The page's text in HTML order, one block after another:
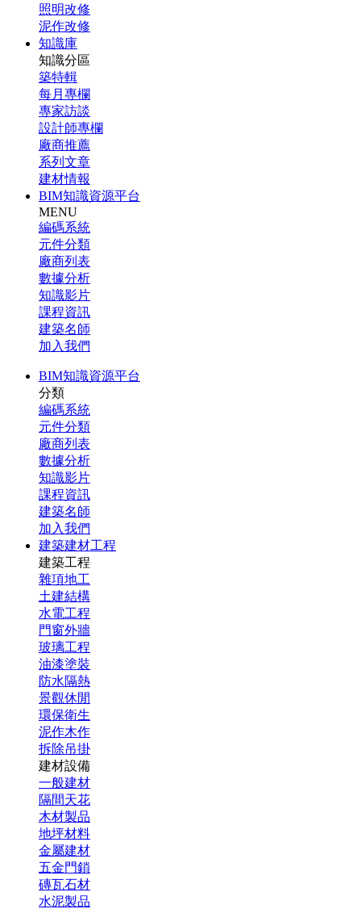
照明改修
泥作改修
知識庫
知識分區
築特輯
每月專欄
專家訪談
設計師專欄
廠商推薦
系列文章
建材情報
BIM知識資源平台
MENU
編碼系統
元件分類
廠商列表
數據分析
知識影片
課程資訊
建築名師
加入我們
BIM知識資源平台
分類
編碼系統
元件分類
廠商列表
數據分析
知識影片
課程資訊
建築名師
加入我們
建築建材工程
建築工程
雜項地工
土建結構
水電工程
門窗外牆
玻璃工程
油漆塗裝
防水隔熱
景觀休閒
環保衛生
泥作木作
拆除吊掛
建材設備
一般建材
隔間天花
木材製品
地坪材料
金屬建材
五金門鎖
磚瓦石材
水泥製品